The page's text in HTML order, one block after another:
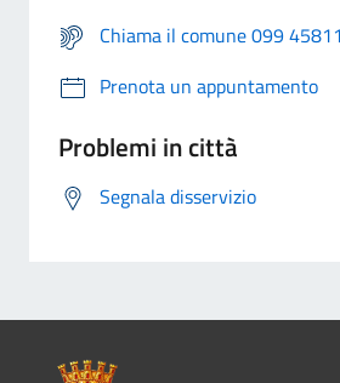
Chiama il comune 099
Prenota un appuntamento
Problemi in città
Segnala disservizio